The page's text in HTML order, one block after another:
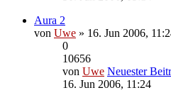
Aura 2
von Uwe » 16. Jun 2006,
0
10656
von Uwe Neuester
16. Jun 2006, 11:24